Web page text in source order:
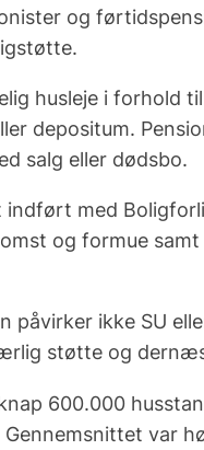
og
.
husleje i forhold
depositum.
salg eller dødsbo.
med
og formue
påvirker ikke SU
støtte og
600.000
Gennemsnittet var